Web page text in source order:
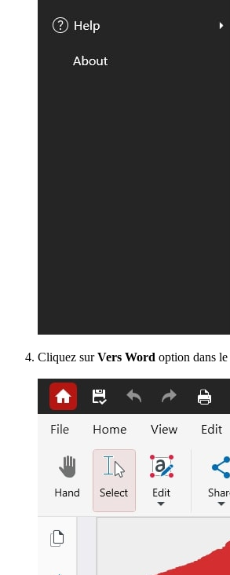
Cliquez surVers Word option dans le